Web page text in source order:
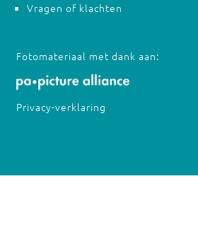
Vragen of klachten
Fotomateriaal met dank aan:
Privacy-verklaring